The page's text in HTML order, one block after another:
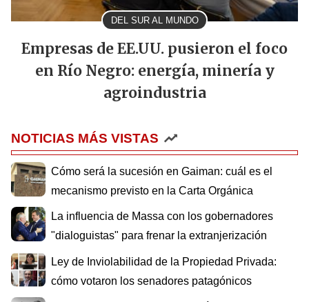
DEL SUR AL MUNDO
Empresas de EE.UU. pusieron el foco
en Río Negro: energía, minería y
agroindustria
NOTICIAS MÁS VISTAS
Cómo será la sucesión en Gaiman: cuál es el
mecanismo previsto en la Carta Orgánica
La influencia de Massa con los gobernadores
"dialoguistas" para frenar la extranjerización
Ley de Inviolabilidad de la Propiedad Privada:
cómo votaron los senadores patagónicos